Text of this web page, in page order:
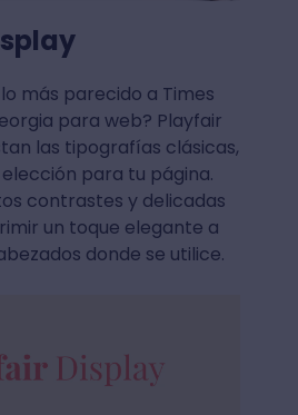
más parecido a Times
para web? Playfair
las tipografías clásicas,
para tu página.
contrastes y delicadas
un toque elegante a
donde se utilice.